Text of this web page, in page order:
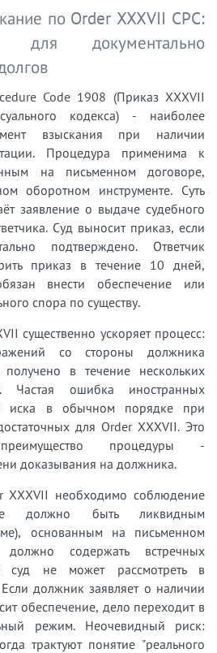
по Order XXXVII CPC:
для документально
Code 1908 (Приказ XXXVII
кодекса) - наиболее
взыскания при наличии
Процедура применима к
на письменном договоре,
оборотном инструменте. Суть
заявление о выдаче судебного
Суд выносит приказ, если
подтверждено. Ответчик
приказ в течение 10 дней,
внести обеспечение или
спора по существу.
существенно ускоряет процесс:
со стороны должника
в течение нескольких
ошибка иностранных
иска в обычном порядке при
для Order XXXVII. Это
процедуры -
доказывания на должника.
XXXVII необходимо соблюдение
должно быть ликвидным
основанным на письменном
содержать встречных
суд не может рассмотреть в
должник заявляет о наличии
обеспечение, дело переходит в
режим. Неочевидный риск:
трактуют понятие "реального